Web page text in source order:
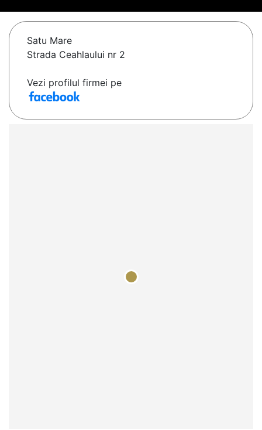
Satu Mare
Strada Ceahlaului nr 2
Vezi profilul firmei pe